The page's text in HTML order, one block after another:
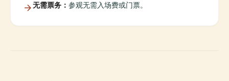
无需票务： 参观无需入场费或门票。